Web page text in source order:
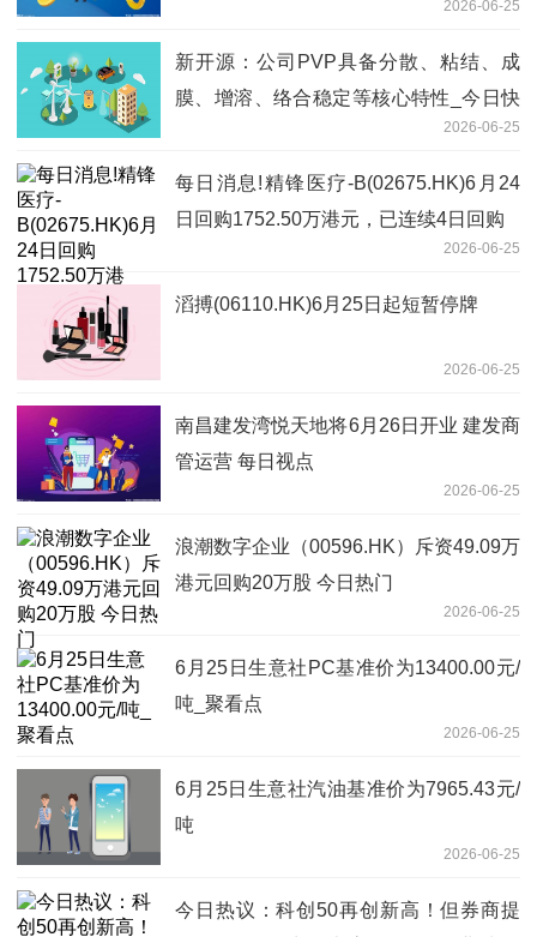
2026-06-25
新开源：公司PVP具备分散、粘结、成
膜、增溶、络合稳定等核心特性_今日快
2026-06-25
每日消息!精锋医疗-B(02675.HK)6月24
日回购1752.50万港元，已连续4日回购
2026-06-25
滔搏(06110.HK)6月25日起短暂停牌
2026-06-25
南昌建发湾悦天地将6月26日开业 建发商
管运营 每日视点
2026-06-25
浪潮数字企业（00596.HK）斥资49.09万
港元回购20万股 今日热门
2026-06-25
6月25日生意社PC基准价为13400.00元/
吨_聚看点
2026-06-25
6月25日生意社汽油基准价为7965.43元/
吨
2026-06-25
今日热议：科创50再创新高！但券商提